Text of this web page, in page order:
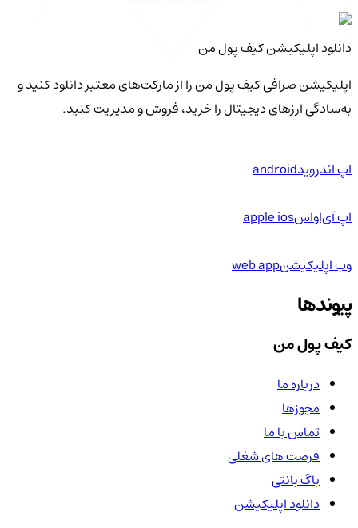
دانلود اپلیکیشن کیف‌ پول من
اپلیکیشن صرافی کیف پول من را از مارکت‌های معتبر دانلود کنید و
به‌سادگی ارزهای دیجیتال را خرید، فروش و مدیریت کنید.
اپ اندرویدandroid
اپ آی‌او‌اسapple ios
وب اپلیکیشنweb app
پیوندها
کیف پول من
درباره ما
مجوزها
تماس با ما
فرصت های شغلی
باگ بانتی
دانلود اپلیکیشن